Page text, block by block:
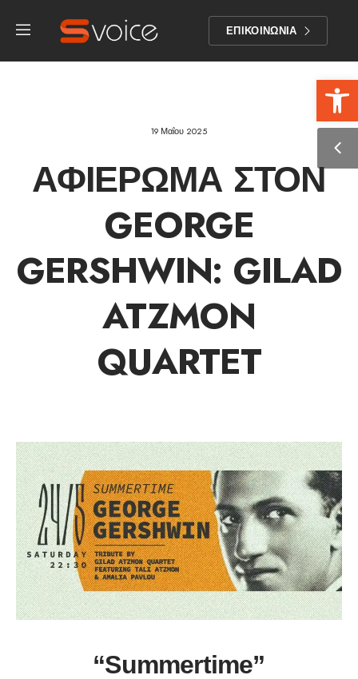
ΕΠΙΚΟΙΝΩΝΙΑ
19 Μαΐου 2025
ΑΦΙΈΡΩΜΑ ΣΤΟΝ
GEORGE
GERSHWIN: GILAD
ATZMON
QUARTET
“Summertime”